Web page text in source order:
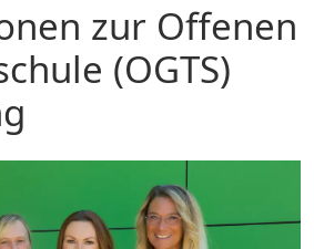
zur Offenen
(OGTS)